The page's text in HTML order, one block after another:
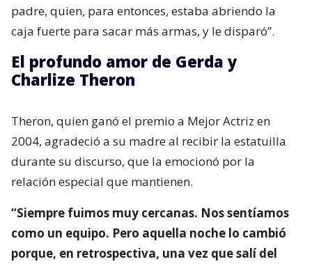
padre, quien, para entonces, estaba abriendo la
caja fuerte para sacar más armas, y le disparó”.
El profundo amor de Gerda y
Charlize Theron
Theron, quien ganó el premio a Mejor Actriz en
2004, agradeció a su madre al recibir la estatuilla
durante su discurso, que la emocionó por la
relación especial que mantienen.
“Siempre fuimos muy cercanas. Nos sentíamos
como un equipo. Pero aquella noche lo cambió
porque, en retrospectiva, una vez que salí del